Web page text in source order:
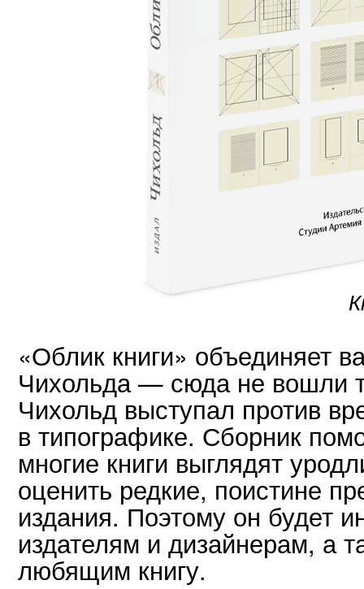
«Облик книги» объединяет
Чихольда — сюда не вошли
Чихольд выступал против
в типографике. Сборник
многие книги выглядят
оценить редкие, поистине
издания. Поэтому он будет
издателям и дизайнерам, а
любящим книгу.